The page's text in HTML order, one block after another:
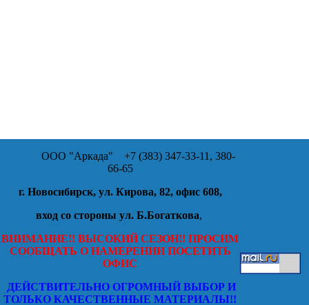
ООО "Аркада" +7 (383) 347-33-11, 380-
66-65
г. Новосибирск, ул. Кирова, 82, офис 608,
вход со стороны ул. Б.Богаткова,
ВНИМАНИЕ!! ВЫСОКИЙ СЕЗОН!! ПРОСИМ
СООБЩАТЬ О НАМЕРЕНИИ ПОСЕТИТЬ
ОФИС
ДЕЙСТВИТЕЛЬНО ОГРОМНЫЙ ВЫБОР И
ТОЛЬКО КАЧЕСТВЕННЫЕ МАТЕРИАЛЫ!!